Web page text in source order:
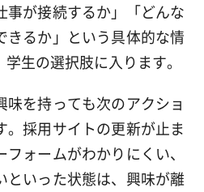
事が接続するか」「どんな
きるか」という具体的な情
生の選択肢に入ります。
味を持っても次のアクショ
。採用サイトの更新が止ま
ォームがわかりにくい、
といった状態は、興味が離